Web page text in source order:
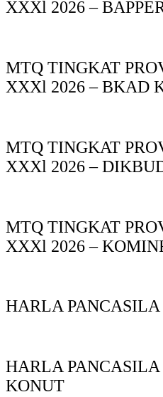
XXXl 2026 –
MTQ TINGKAT
XXXl 2026 – BKAD
MTQ TINGKAT
XXXl 2026 –
MTQ TINGKAT
XXXl 2026 –
HARLA
HARLA
KONUT